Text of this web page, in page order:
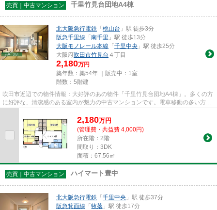
売買｜中古マンション 千里竹見台団地A4棟
北大阪急行電鉄 「 桃山台 」駅 徒歩3分
阪急千里線 「 南千里 」駅 徒歩13分
大阪モノレール本線 「 千里中央 」駅 徒歩25分
大阪府吹田市竹見台 ４丁目
2,180万円
築年数：築54年 ｜販売中： 1室
階数：5階建
吹田市近辺での物件情報：大好評のあの物件「千里竹見台団地A4棟」。多くの方
に好評な、清潔感のある室内が魅力の中古マンションです。電車移動の多い方に
2,180万円
(管理費・共益費 4,000円)
所在階：2階
間取り：3DK
面積：67.56㎡
売買｜中古マンション ハイマート豊中
北大阪急行電鉄 「 千里中央 」駅 徒歩37分
阪急箕面線 「 牧落 」駅 徒歩17分